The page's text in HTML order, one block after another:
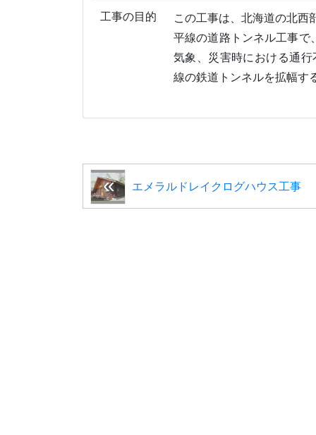
工事の目的
この工事は、北海道の北西
平線の道路トンネル工事で
気象、災害時における通
線の鉄道トンネルを拡幅
エメラルドレイクログハウス工事